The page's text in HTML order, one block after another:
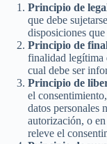
Principio de
que debe
disposiciones
Principio de
finalidad legítima
cual debe ser
Principio de
el
datos personales
autorización, o
releve el